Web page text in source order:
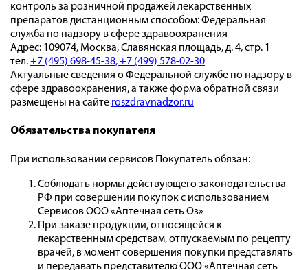
контроль за розничной продажей лекарственных
препаратов дистанционным способом: Федеральная
служба по надзору в сфере здравоохранения
Адрес: 109074, Москва, Славянская площадь, д. 4, стр. 1
тел.+7 (495) 698-45-38,+7 (499) 578-02-30
Актуальные сведения о Федеральной службе по надзору в
сфере здравоохранения, а также форма обратной связи
размещены на сайте roszdravnadzor.ru
Обязательства покупателя
При использовании сервисов Покупатель обязан:
Соблюдать нормы действующего законодательства
РФ при совершении покупок с использованием
Сервисов ООО «Аптечная сеть Оз»
При заказе продукции, относящейся к
лекарственным средствам, отпускаемым по рецепту
врачей, в момент совершения покупки представлять
и передавать представителю ООО «Аптечная сеть